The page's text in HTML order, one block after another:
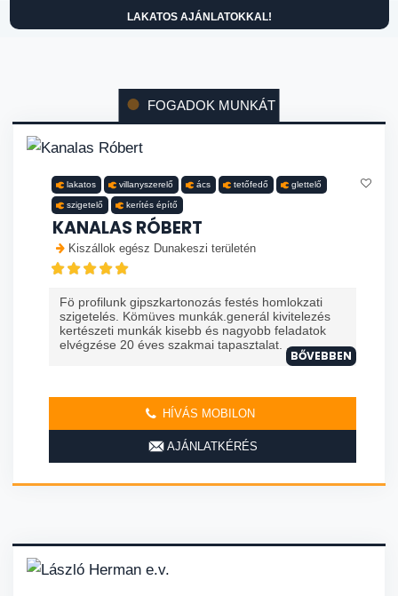
LAKATOS AJÁNLATOKKAL!
FOGADOK MUNKÁT
lakatos villanyszerelő ács tetőfedő glettelő
szigetelő kerítés építő
KANALAS RÓBERT
Kiszállok egész Dunakeszi területén
Fö profilunk gipszkartonozás festés homlokzati
szigetelés. Kömüves munkák.generál kivitelezés
kertészeti munkák kisebb és nagyobb feladatok
elvégzése 20 éves szakmai tapasztalat. ...
BŐVEBBEN
HÍVÁS MOBILON
AJÁNLATKÉRÉS